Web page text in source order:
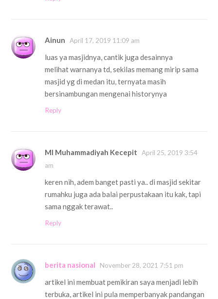
Ainun April 17, 2019 11:09 am
luas ya masjidnya, cantik juga desainnya
melihat warnanya td, sekilas memang mirip sama
masjid yg di medan itu, ternyata masih
bersinambungan mengenai historynya
Reply
MI Muhammadiyah Kecepit
April 25, 2019 3:54
am
keren nih, adem banget pasti ya.. di masjid sekitar
rumahku juga ada balai perpustakaan itu kak, tapi
sama nggak terawat..
Reply
berita nasional November 28, 2021 7:51 pm
artikel ini membuat pemikiran saya menjadi lebih
terbuka, artikel ini pula memperbanyak pandangan